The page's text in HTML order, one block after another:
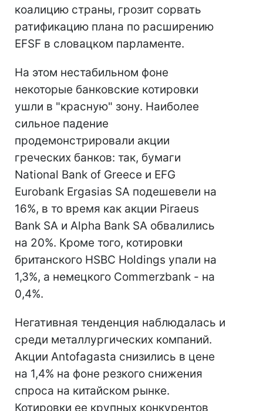
коалицию страны, грозит сорвать
ратификацию плана по расширению
EFSF в словацком парламенте.
На этом нестабильном фоне
некоторые банковские котировки
ушли в "красную" зону. Наиболее
сильное падение
продемонстрировали акции
греческих банков: так, бумаги
National Bank of Greece и EFG
Eurobank Ergasias SA подешевели на
16%, в то время как акции Piraeus
Bank SA и Alpha Bank SA обвалились
на 20%. Кроме того, котировки
британского HSBC Holdings упали на
1,3%, а немецкого Commerzbank - на
0,4%.
Негативная тенденция наблюдалась и
среди металлургических компаний.
Акции Antofagasta снизились в цене
на 1,4% на фоне резкого снижения
спроса на китайском рынке.
Котировки ее крупных конкурентов